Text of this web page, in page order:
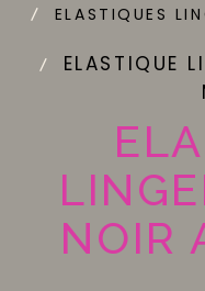
ELASTIQUES
ELASTIQUE
NOIR